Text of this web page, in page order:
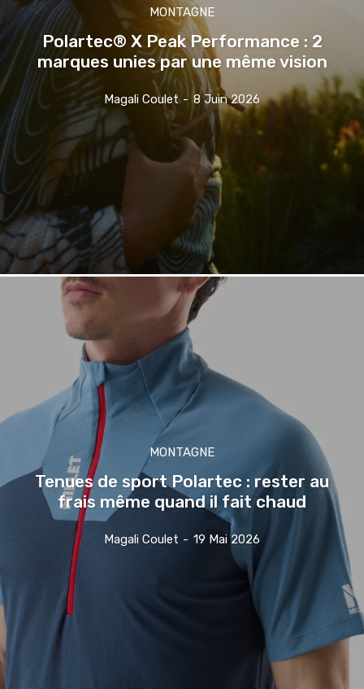
MONTAGNE
Polartec® X Peak Performance : 2
marques unies par une même vision
Magali Coulet - 8 Juin 2026
MONTAGNE
Tenues de sport Polartec : rester au
frais même quand il fait chaud
Magali Coulet - 19 Mai 2026